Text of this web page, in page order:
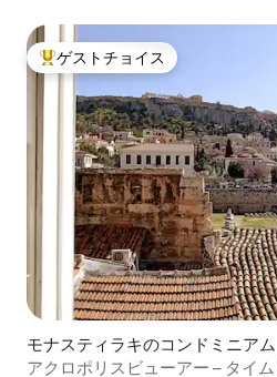
大好評のゲストチョイスです。
ゲストチョイス
モナスティラキのコンドミニアム
アクロポリスビューアー – タイ